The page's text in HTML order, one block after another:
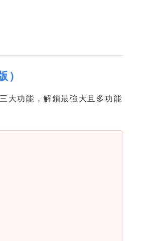
功能，解鎖最強大且多功能